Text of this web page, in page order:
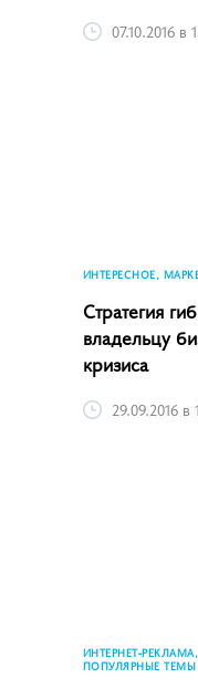
07.10.2016 в
ИНТЕРЕСНОЕ,
Стратегия
владельцу
кризиса
29.09.2016 в
ИНТЕРНЕТ-
ПОПУЛЯРНЫЕ ТЕМЫ